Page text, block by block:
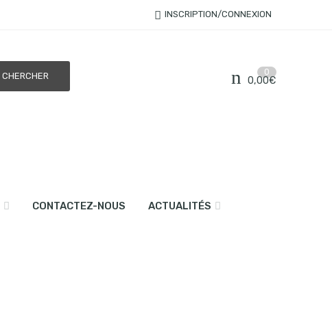
INSCRIPTION/CONNEXION
0
0,00€
CONTACTEZ-NOUS ACTUALITÉS